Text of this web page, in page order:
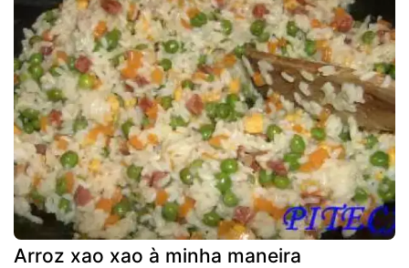
Arroz xao xao à minha maneira